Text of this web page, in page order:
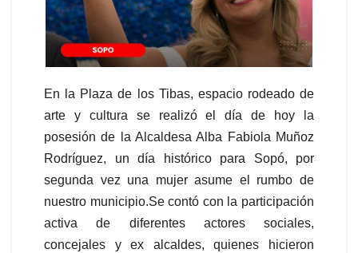
En la Plaza de los Tibas, espacio rodeado de
arte y cultura se realizó el día de hoy la
posesión de la Alcaldesa Alba Fabiola Muñoz
Rodríguez, un día histórico para Sopó, por
segunda vez una mujer asume el rumbo de
nuestro municipio.Se contó con la participación
activa de diferentes actores sociales,
concejales y ex alcaldes, quienes hicieron